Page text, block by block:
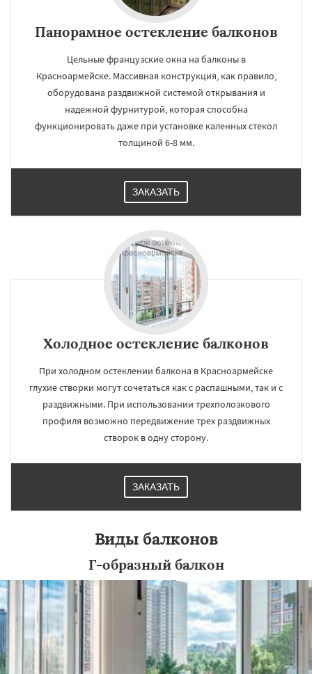
Панорамное остекление балконов
Цельные французские окна на балконы в
Красноармейске. Массивная конструкция, как правило,
оборудована раздвижной системой открывания и
надежной фурнитурой, которая способна
функционировать даже при установке каленных стекол
толщиной 6-8 мм.
ЗАКАЗАТЬ
Холодное остекление балконов
При холодном остеклении балкона в Красноармейске
глухие створки могут сочетаться как с распашными, так и с
раздвижными. При использовании трехполозкового
профиля возможно передвижение трех раздвижных
створок в одну сторону.
ЗАКАЗАТЬ
Виды балконов
Г-образный балкон